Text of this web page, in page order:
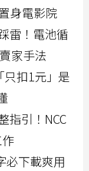
身電影院
雷！電池循
家手法
只扣1元」是
指引！NCC
必下載爽用